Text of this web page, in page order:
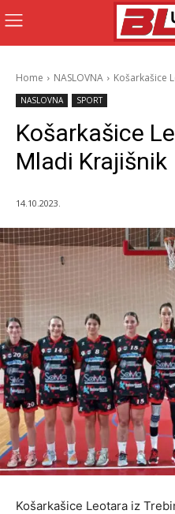
Home NASLOVNA Košarkašice
NASLOVNA SPORT
Košarkašice
Mladi Krajišnik
14.10.2023.
Košarkašice Leotara iz